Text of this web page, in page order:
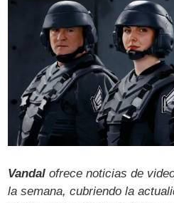
Vandal ofrece noticias de
la semana, cubriendo la